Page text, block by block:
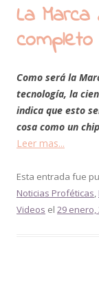
La
Como será la
tecnología, la
indica que esto
cosa como un
Leer mas...
Esta entrada fue
Noticias Proféticas,
Videos el 29 enero,